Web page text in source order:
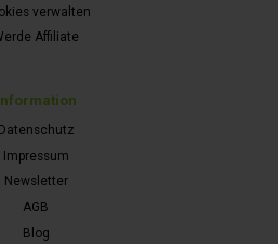
verwalten
Affiliate
Datenschutz
Impressum
Newsletter
AGB
Blog